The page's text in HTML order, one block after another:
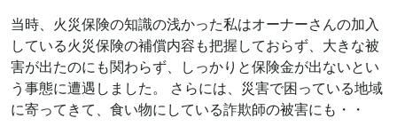
当時、火災保険の知識の浅かった私はオーナーさんの加入
している火災保険の補償内容も把握しておらず、大きな被
害が出たのにも関わらず、しっかりと保険金が出ないとい
う事態に遭遇しました。 さらには、災害で困っている地域
に寄ってきて、食い物にしている詐欺師の被害にも・・